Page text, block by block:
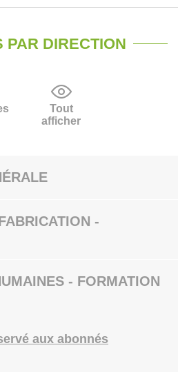
PAR DIRECTION
Tout
afficher
-
- FORMATION
aux abonnés